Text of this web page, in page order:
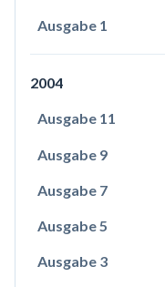
Ausgabe 1
2004
Ausgabe 11
Ausgabe 9
Ausgabe 7
Ausgabe 5
Ausgabe 3